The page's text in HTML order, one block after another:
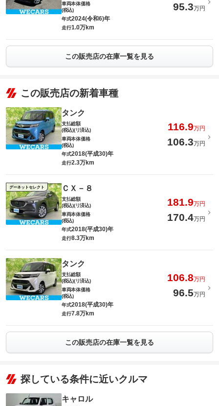
車両本体価格
(税込)
95.3万円
年式2024(令和6)年
走行1.0万km
この販売店の在庫一覧を見る
この販売店の新着車種
タンク
支払総額
(税込)(リ済込)
116.9万円
車両本体価格
(税込)
106.3万円
年式2018(平成30)年
走行2.3万km
グーネットセレクト ＣＸ－８
支払総額
(税込)(リ済込)
181.9万円
車両本体価格
(税込)
170.4万円
年式2018(平成30)年
走行8.3万km
タンク
支払総額
(税込)(リ済込)
106.8万円
車両本体価格
(税込)
96.5万円
年式2018(平成30)年
走行7.8万km
この販売店の在庫一覧を見る
探している条件に近いクルマ
キャロル